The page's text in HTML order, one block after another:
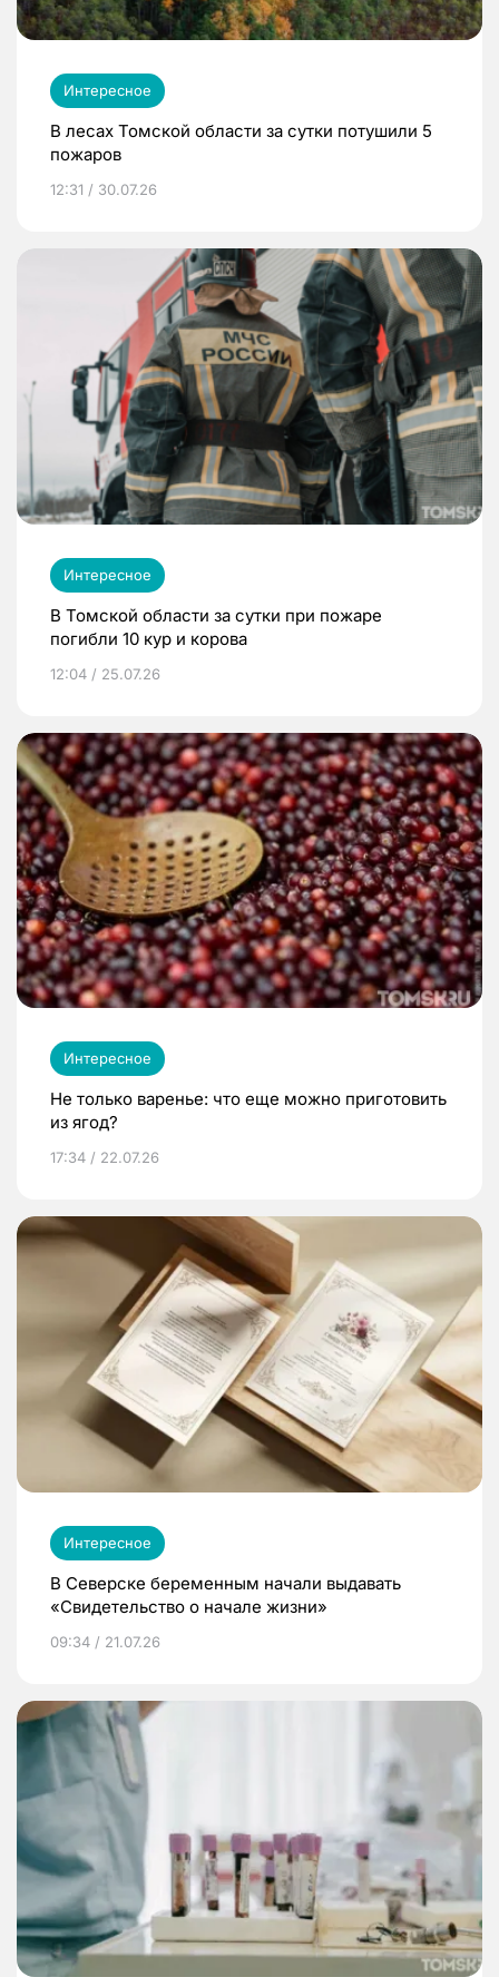
Интересное
В лесах Томской области за сутки потушили 5
пожаров
12:31 / 30.07.26
Интересное
В Томской области за сутки при пожаре
погибли 10 кур и корова
12:04 / 25.07.26
Интересное
Не только варенье: что еще можно приготовить
из ягод?
17:34 / 22.07.26
Интересное
В Северске беременным начали выдавать
«Свидетельство о начале жизни»
09:34 / 21.07.26